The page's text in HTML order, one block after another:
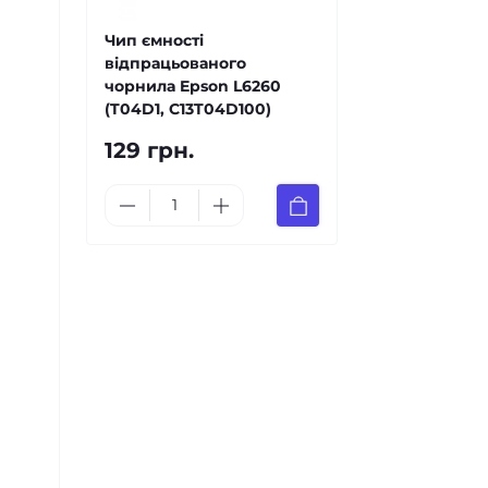
Чип ємності
відпрацьованого
чорнила Epson L6260
(T04D1, C13T04D100)
129 грн.